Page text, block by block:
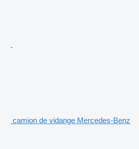
camion de vidange Mercedes-Benz